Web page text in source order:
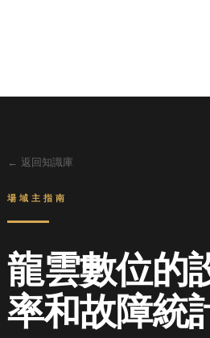
← 返回知識庫
場域主指南
龍雲數位的
率和故障統